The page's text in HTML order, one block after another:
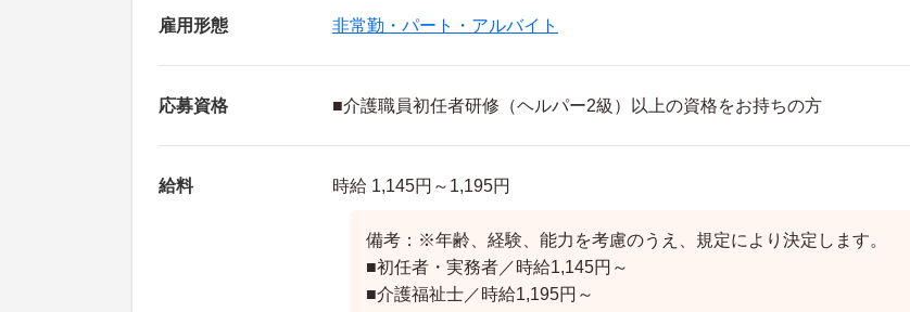
雇用形態 非常勤・パート・アルバイト
応募資格 ■介護職員初任者研修（ヘルパー2級）以上の資格をお持ちの方
給料 時給 1,145円～1,195円
備考：※年齢、経験、能力を考慮のうえ、規定により決定します。
■初任者・実務者／時給1,145円～
■介護福祉士／時給1,195円～